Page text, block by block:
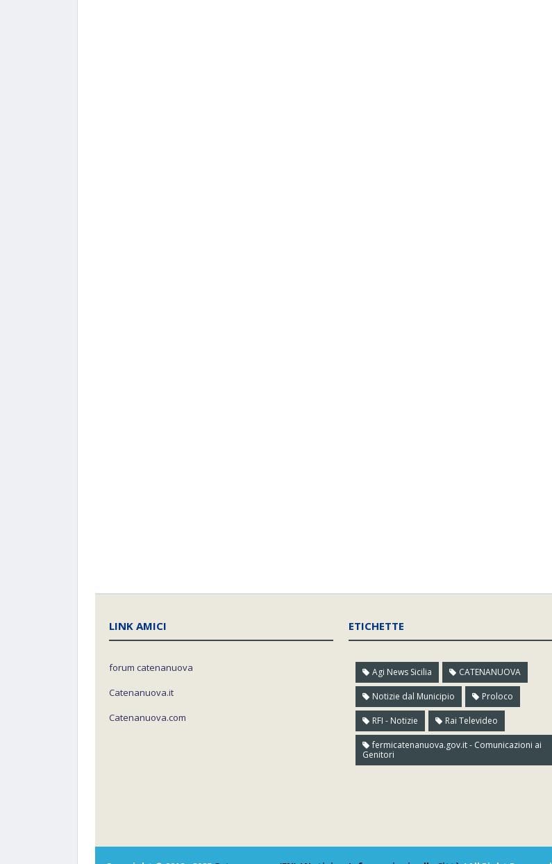
LINK AMICI
forum catenanuova
Catenanuova.it
Catenanuova.com
ETICHETTE
Agi News Sicilia CATENANUOVA
Notizie dal Municipio Proloco
RFI - Notizie Rai Televideo
fermicatenanuova.gov.it - Comunicazioni ai
Genitori